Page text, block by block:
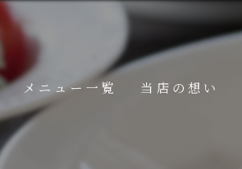
メニュー一覧 当店の想い